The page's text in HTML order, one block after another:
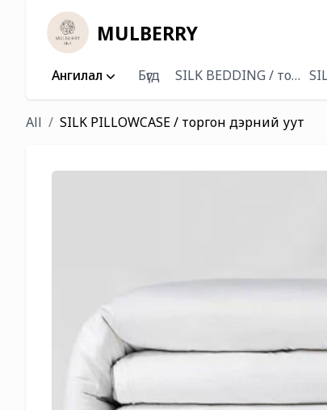
MULBERRY
Ангилал Бүгд SILK BEDDING /
All SILK PILLOWCASE / торгон дэрний уут